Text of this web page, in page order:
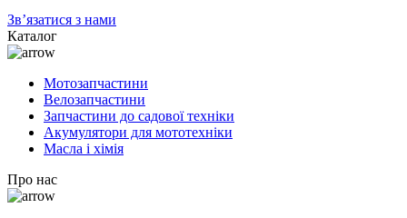
Зв’язатися з нами
Каталог
Мотозапчастини
Велозапчастини
Запчастини до садової техніки
Акумулятори для мототехніки
Масла і хімія
Про нас